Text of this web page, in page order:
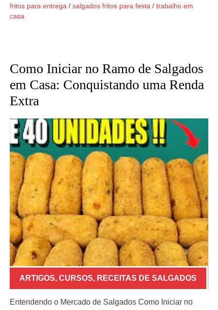
fritos para entrega / salgados fritos para festa / trabalho em
casa
Como Iniciar no Ramo de Salgados
em Casa: Conquistando uma Renda
Extra
ARTIGOS, CURSOS, RECEITAS DE SALGADOS
Entendendo o Mercado de Salgados Como Iniciar no